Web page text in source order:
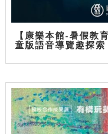
【康樂本館-暑假教
童版語音導覽趣探索